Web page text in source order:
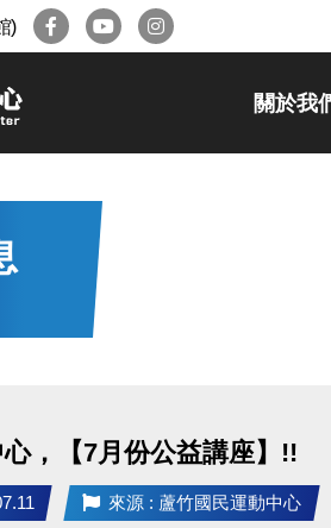
)
關於我
，【7月份公益講座】!!
來源 : 蘆竹國民運動中心